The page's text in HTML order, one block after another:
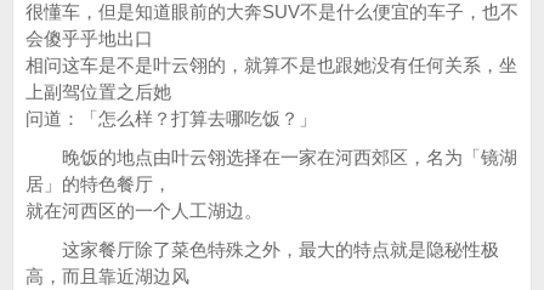
很懂车，但是知道眼前的大奔SUV不是什么便宜的车子，也不
会傻乎乎地出口
相问这车是不是叶云翎的，就算不是也跟她没有任何关系，坐
上副驾位置之后她
问道：「怎么样？打算去哪吃饭？」
晚饭的地点由叶云翎选择在一家在河西郊区，名为「镜湖
居」的特色餐厅，
就在河西区的一个人工湖边。
这家餐厅除了菜色特殊之外，最大的特点就是隐秘性极
高，而且靠近湖边风